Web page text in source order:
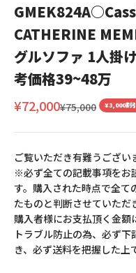
CATHERINE
グルソファ 1人掛
考価格39~48万
セール価格
¥72,000通常価格
¥75,000 ¥3,000割
ご覧いただき有難うござい
※必ず全ての記載事項をお
す。購入された時点で全て
たものと判断させていただ
購入者様にお支払頂く金額
トラブル防止の為、必ず
き、必ず送料を把握した上